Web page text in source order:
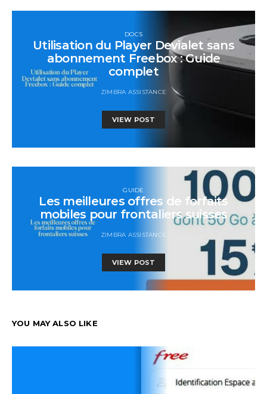
DOCS
Utilisation du Player Devialet sans
abonnement Freebox : Guide
complet
ZIMBRA ASSISTANCE
VIEW POST
GUIDE
Les meilleures offres de forfaits
mobiles pour frontaliers suisses
ZIMBRA ASSISTANCE
VIEW POST
YOU MAY ALSO LIKE